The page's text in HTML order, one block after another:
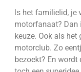
Is het familielid,
motorfanaat? Dan
keuze. Ook als
motorclub. Zo
bezoekt? En